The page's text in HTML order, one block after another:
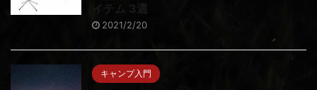
イテム 3選
2021/2/20
キャンプ入門